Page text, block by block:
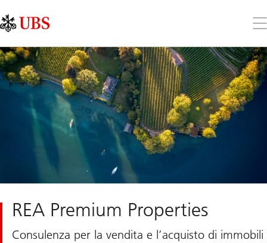
Links
Area
il
REA Premium Properties
Consulenza per la vendita e l’acquisto di immobili